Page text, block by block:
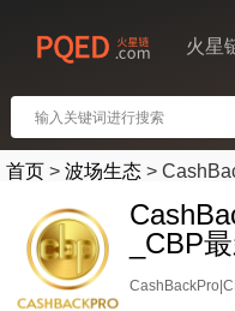
火星
首页 > 波场生态 >
_CBP